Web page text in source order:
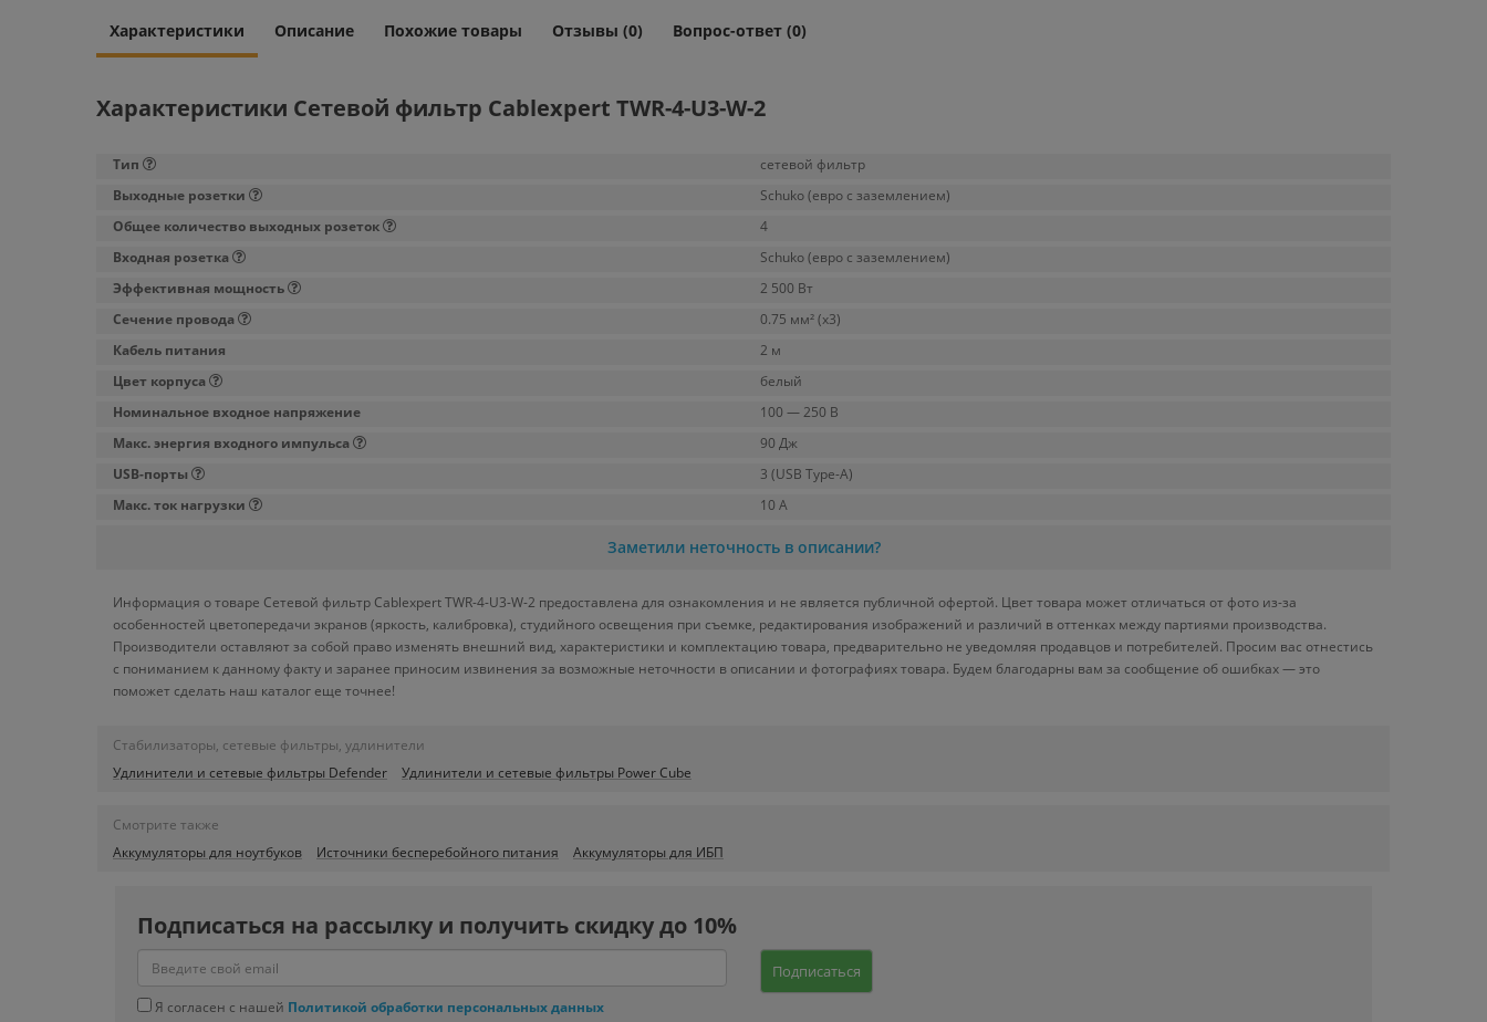
Характеристики Описание Похожие товары Отзывы (0) Вопрос-ответ (0)
Характеристики Сетевой фильтр Cablexpert TWR-4-U3-W-2
Тип
сетевой фильтр
Выходные розетки
Schuko (евро с заземлением)
Общее количество выходных розеток
4
Входная розетка
Schuko (евро с заземлением)
Эффективная мощность
2 500 Вт
Сечение провода
0.75 мм² (x3)
Кабель питания
2 м
Цвет корпуса
белый
Номинальное входное напряжение
100 — 250 В
Макс. энергия входного импульса
90 Дж
USB-порты
3 (USB Type-A)
Макс. ток нагрузки
10 А
Заметили неточность в описании?
Информация о товаре Сетевой фильтр Cablexpert TWR-4-U3-W-2 предоставлена для ознакомления и не является публичной офертой. Цвет товара может отличаться от фото из-за
особенностей цветопередачи экранов (яркость, калибровка), студийного освещения при съемке, редактирования изображений и различий в оттенках между партиями производства.
Производители оставляют за собой право изменять внешний вид, характеристики и комплектацию товара, предварительно не уведомляя продавцов и потребителей. Просим вас отнестись
с пониманием к данному факту и заранее приносим извинения за возможные неточности в описании и фотографиях товара. Будем благодарны вам за сообщение об ошибках — это
поможет сделать наш каталог еще точнее!
Стабилизаторы, сетевые фильтры, удлинители
Удлинители и сетевые фильтры Defender
Удлинители и сетевые фильтры Power Cube
Смотрите также
Аккумуляторы для ноутбуков
Источники бесперебойного питания Аккумуляторы для ИБП
Подписаться на рассылку и получить скидку до 10%
Подписаться
Я согласен с нашей Политикой обработки персональных данных